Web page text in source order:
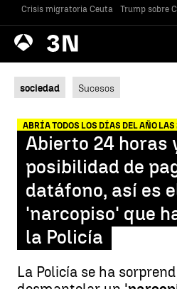
Crisis migratoria Ceuta Trump sobre
Antena
3 Noticias
sociedad Sucesos
ABRÍA TODOS LOS DÍAS DEL AÑO
Abierto 24 horas
posibilidad de
datáfono, así es
'narcopiso' que
la Policía
La Policía se ha